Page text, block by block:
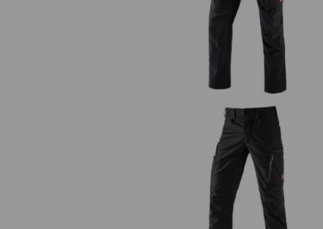
Cargobyxa e.s.vision stretch, herrar
Midjebyxa e.s.vision, herrar